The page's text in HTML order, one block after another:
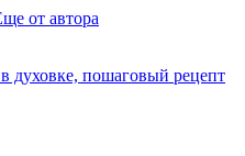
от автора
духовке, пошаговый рецепт